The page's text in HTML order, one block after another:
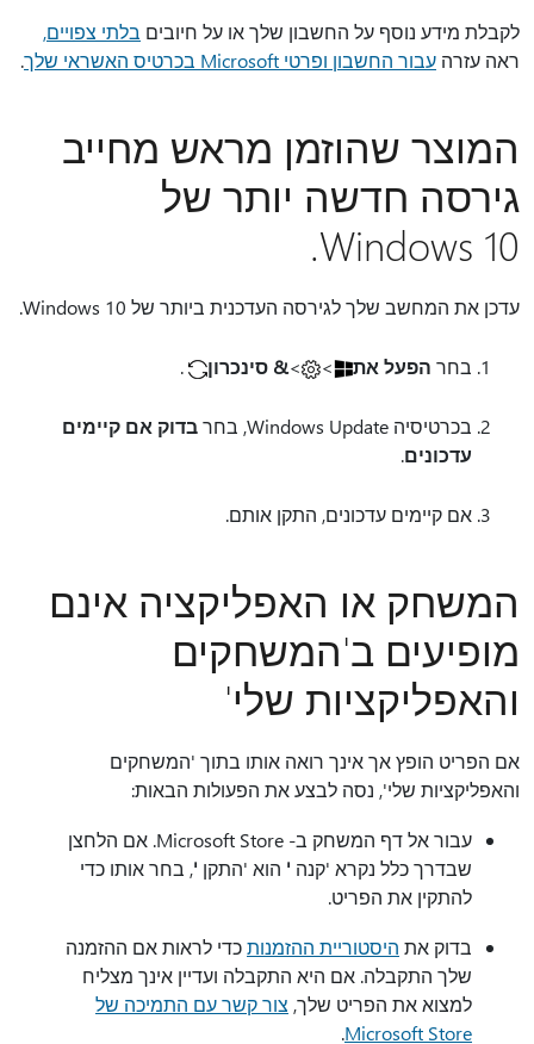
לקבלת מידע נוסף על החשבון שלך או על חיובים בלתי צפויים,
ראה עזרה עבור החשבון ופרטי Microsoft בכרטיס האשראי שלך .
המוצר שהוזמן מראש מחייב
גירסה חדשה יותר של
Windows 10.
עדכן את המחשב שלך לגירסה העדכנית ביותר של Windows 10.
בחר הפעל את >
>& סינכרון .
בכרטיסיה Windows Update, בחר
בדוק אם קיימים
עדכונים.
אם קיימים עדכונים, התקן אותם.
המשחק או האפליקציה אינם
מופיעים ב'המשחקים
והאפליקציות שלי'‬
אם הפריט הופץ אך אינך רואה אותו בתוך 'המשחקים
והאפליקציות שלי', נסה לבצע את הפעולות הבאות:
עבור אל דף המשחק ב- Microsoft Store. אם הלחצן
שבדרך כלל נקרא 'קנה ' הוא 'התקן ', בחר אותו כדי
להתקין את הפריט.
בדוק את היסטוריית ההזמנותכדי לראות אם ההזמנה
שלך התקבלה. אם היא התקבלה ועדיין אינך מצליח
למצוא את הפריט שלך, ‬‏‫צור קשר עם התמיכה של
Microsoft Store
.